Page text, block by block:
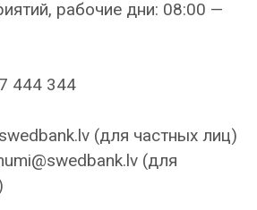
рабочие дни: 08:00 —
444 344
(для частных лиц)
(для